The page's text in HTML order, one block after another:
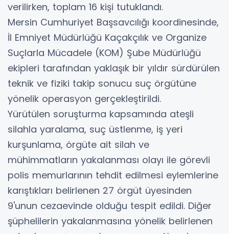
verilirken, toplam 16 kişi tutuklandı.
Mersin Cumhuriyet Başsavcılığı koordinesinde,
İl Emniyet Müdürlüğü Kaçakçılık ve Organize
Suçlarla Mücadele (KOM) Şube Müdürlüğü
ekipleri tarafından yaklaşık bir yıldır sürdürülen
teknik ve fiziki takip sonucu suç örgütüne
yönelik operasyon gerçekleştirildi.
Yürütülen soruşturma kapsamında ateşli
silahla yaralama, suç üstlenme, iş yeri
kurşunlama, örgüte ait silah ve
mühimmatların yakalanması olayı ile görevli
polis memurlarının tehdit edilmesi eylemlerine
karıştıkları belirlenen 27 örgüt üyesinden
9'unun cezaevinde olduğu tespit edildi. Diğer
şüphelilerin yakalanmasına yönelik belirlenen